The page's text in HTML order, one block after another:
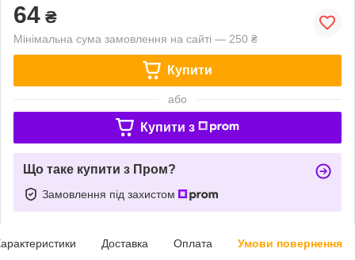
64 ₴
Мінімальна сума замовлення на сайті — 250 ₴
Купити
або
Купити з
Що таке купити з Пром?
Замовлення під захистом
Доставка Оплата Умови повернення